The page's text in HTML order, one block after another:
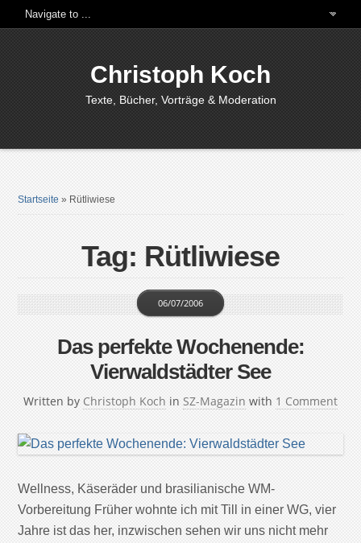
Christoph Koch
Texte, Bücher, Vorträge & Moderation
Startseite » Rütliwiese
Tag: Rütliwiese
Das perfekte Wochenende:
Vierwaldstädter See
Written by Christoph Koch
06/07/2006
in SZ-Magazin with 1 Comment
Wellness, Käseräder und brasilianische WM-
Vorbereitung Früher wohnte ich mit Till in einer WG, vier
Jahre ist das her, inzwischen sehen wir uns nicht mehr